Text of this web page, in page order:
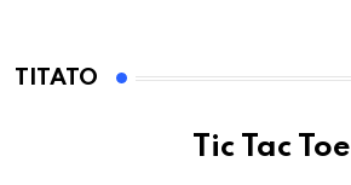
TITATO
Tic Tac Toe